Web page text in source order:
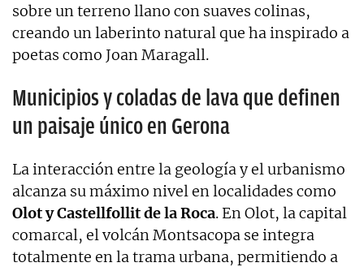
sobre un terreno llano con suaves colinas,
creando un laberinto natural que ha inspirado a
poetas como Joan Maragall.
Municipios y coladas de lava que definen
un paisaje único en Gerona
La interacción entre la geología y el urbanismo
alcanza su máximo nivel en localidades como
Olot y Castellfollit de la Roca. En Olot, la capital
comarcal, el volcán Montsacopa se integra
totalmente en la trama urbana, permitiendo a